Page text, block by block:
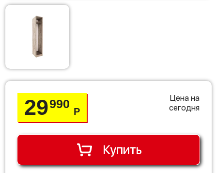
29990
Р
Цена на
сегодня
Купить